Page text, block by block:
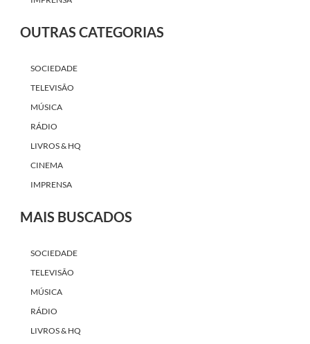
OUTRAS CATEGORIAS
SOCIEDADE
TELEVISÃO
MÚSICA
RÁDIO
LIVROS & HQ
CINEMA
IMPRENSA
MAIS BUSCADOS
SOCIEDADE
TELEVISÃO
MÚSICA
RÁDIO
LIVROS & HQ